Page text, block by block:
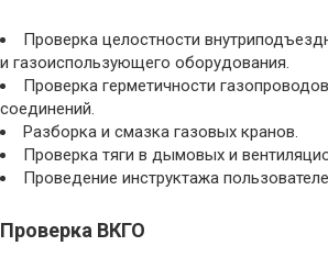
Проверка целостности
и газоиспользующего оборудования.
Проверка герметичности
соединений.
Разборка и смазка газовых кранов.
Проверка тяги в дымовых и
Проведение инструктажа
Проверка ВКГО